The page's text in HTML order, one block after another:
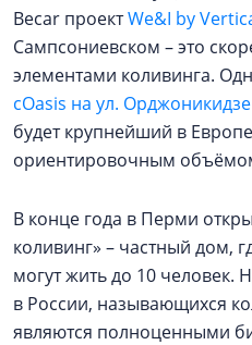
Becar проектWe&I by
Сампсониевском – это
элементами коливинга.
cOasis на ул. Орджоникидзе
будет крупнейший в
ориентировочным
В конце года в Перми
коливинг» – частный дом,
могут жить до 10 человек.
в России, называющихся
являются полноценными